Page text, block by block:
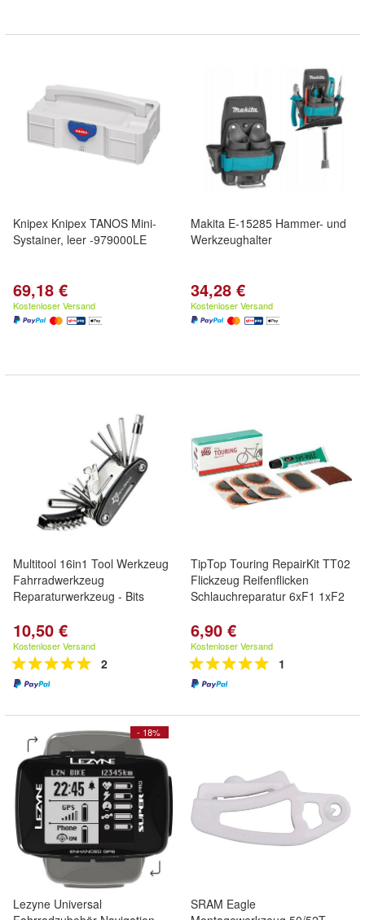
Knipex Knipex TANOS Mini-
Systainer, leer -979000LE
69,18 €
Kostenloser Versand
Makita E-15285 Hammer- und
Werkzeughalter
34,28 €
Kostenloser Versand
Multitool 16in1 Tool Werkzeug
Fahrradwerkzeug
Reparaturwerkzeug - Bits
10,50 €
Kostenloser Versand
2
TipTop Touring RepairKit TT02
Flickzeug Reifenflicken
Schlauchreparatur 6xF1 1xF2
6,90 €
Kostenloser Versand
1
- 18%
Lezyne Universal
SRAM Eagle